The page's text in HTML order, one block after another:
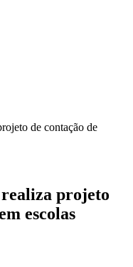
de contação de
projeto
escolas